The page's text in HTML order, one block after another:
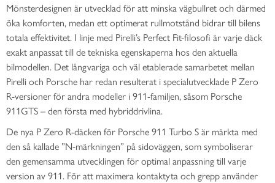
Mönsterdesignen är utvecklad för att minska vägbullret och därmed
öka komforten, medan ett optimerat rullmotstånd bidrar till bilens
totala effektivitet. I linje med Pirelli’s Perfect Fit-filosofi är varje däck
exakt anpassat till de tekniska egenskaperna hos den aktuella
bilmodellen. Det långvariga och väl etablerade samarbetet mellan
Pirelli och Porsche har redan resulterat i specialutvecklade P Zero
R-versioner för andra modeller i 911-familjen, såsom Porsche
911GTS – den första med hybriddrivlina.
De nya P Zero R-däcken för Porsche 911 Turbo S är märkta med
den så kallade ”N-märkningen” på sidoväggen, som symboliserar
den gemensamma utvecklingen för optimal anpassning till varje
version av 911. För att maximera kontaktyta och grepp använder